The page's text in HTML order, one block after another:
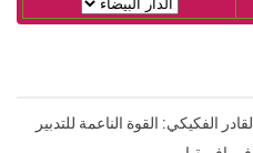
الفكيكي: القوة الناعمة للتدبير